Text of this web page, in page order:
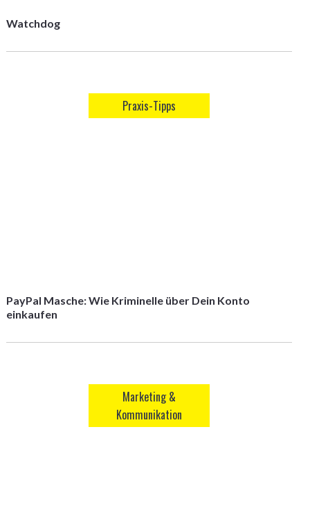
Watchdog
Praxis-Tipps
PayPal Masche: Wie Kriminelle über Dein Konto
einkaufen
Marketing &
Kommunikation